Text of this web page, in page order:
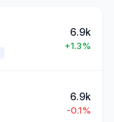
6.9k
+1.3%
6.9k
-0.1%